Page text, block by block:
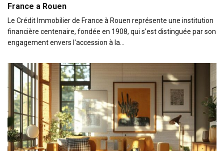
France a Rouen
Le Crédit Immobilier de France à Rouen représente une institution
financière centenaire, fondée en 1908, qui s'est distinguée par son
engagement envers l'accession à la…